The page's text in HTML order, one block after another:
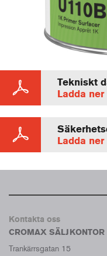
Tekniskt
Ladda ner
Ladda ner
Kontakta oss
CROMAX SÄLJKONTOR
Trankärrsgatan 15